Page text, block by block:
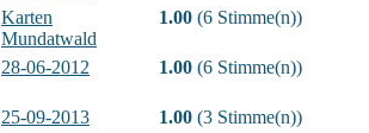
Karten
Mundatwald
1.00 (6 Stimme(n))
28-06-2012 1.00 (6 Stimme(n))
25-09-2013 1.00 (3 Stimme(n))